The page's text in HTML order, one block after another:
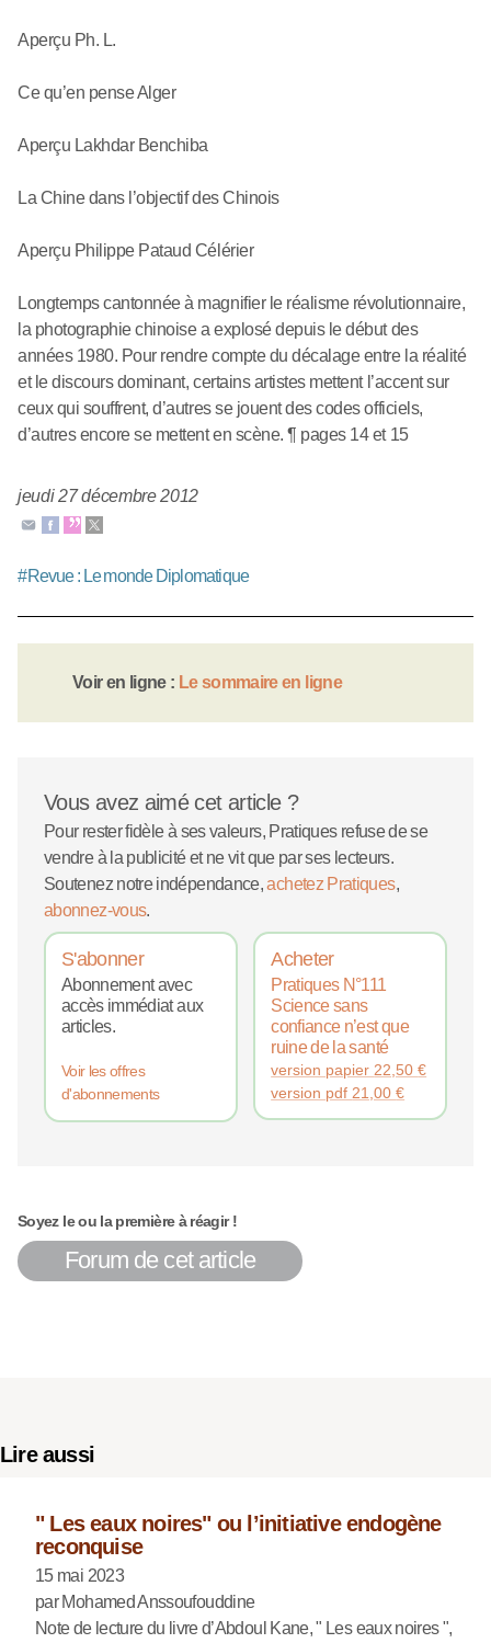
Aperçu Ph. L.
Ce qu’en pense Alger
Aperçu Lakhdar Benchiba
La Chine dans l’objectif des Chinois
Aperçu Philippe Pataud Célérier
Longtemps cantonnée à magnifier le réalisme révolutionnaire,
la photographie chinoise a explosé depuis le début des
années 1980. Pour rendre compte du décalage entre la réalité
et le discours dominant, certains artistes mettent l’accent sur
ceux qui souffrent, d’autres se jouent des codes officiels,
d’autres encore se mettent en scène. ¶ pages 14 et 15
jeudi 27 décembre 2012
#Revue : Le monde Diplomatique
Voir en ligne : Le sommaire en ligne
Vous avez aimé cet article ?
Pour rester fidèle à ses valeurs, Pratiques refuse de se
vendre à la publicité et ne vit que par ses lecteurs.
Soutenez notre indépendance,achetez Pratiques,
abonnez-vous.
S'abonner
Abonnement avec
accès immédiat aux
articles.
Voir les offres
d'abonnements
Acheter
Pratiques N°111
Science sans
confiance n’est que
ruine de la santé
version papier 22,50€
version pdf 21,00€
Soyez le ou la première à réagir !
Forum de cet article
Lire aussi
" Les eaux noires" ou l’initiative endogène
reconquise
15 mai 2023
par Mohamed Anssoufouddine
Note de lecture du livre d’Abdoul Kane, " Les eaux noires ",